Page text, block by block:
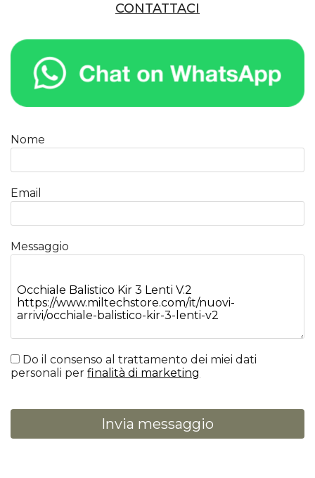
CONTATTACI
Nome
Email
Messaggio
Do il consenso al trattamento dei miei dati
personali perfinalità di marketing
Invia messaggio